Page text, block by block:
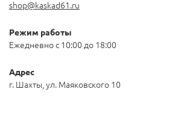
shop@kaskad61.ru
Режим работы
Ежедневно с 10:00 до 18:00
Адрес
г. Шахты, ул. Маяковского 10